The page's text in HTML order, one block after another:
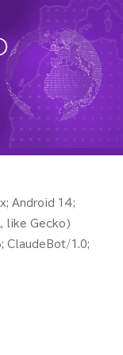
Android 14;
like Gecko)
ClaudeBot/1.0;